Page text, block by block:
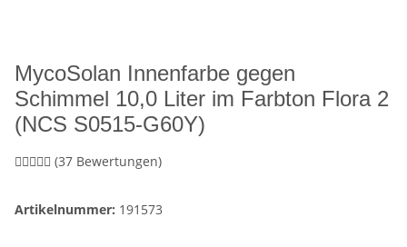
MycoSolan Innenfarbe gegen
Schimmel 10,0 Liter im Farbton Flora 2
(NCS S0515-G60Y)
(37 Bewertungen)
Artikelnummer: 191573